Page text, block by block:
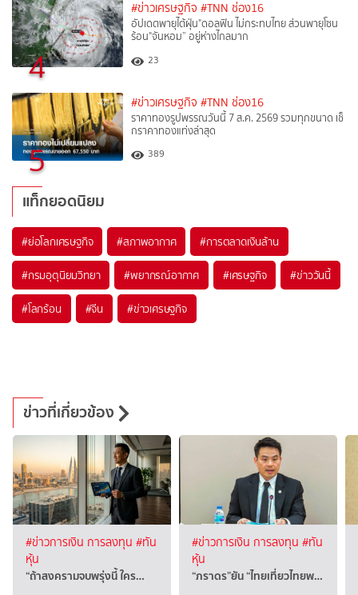
4
#ข่าวเศรษฐกิจ #TNN ช่อง16
อัปเดตพายุไต้ฝุ่น"ดอลฟิน ไม่กระทบไทย ส่วนพายุโซน
ร้อน"จันหอม” อยู่ห่างไกลมาก
23
5
#ข่าวเศรษฐกิจ #TNN ช่อง16
ราคาทองรูปพรรณวันนี้ 7 ส.ค. 2569 รวมทุกขนาด เช็
กราคาทองแท่งล่าสุด
389
แท็กยอดนิยม
#ย่อโลกเศรษฐกิจ #สภาพอากาศ #การตลาดเงินล้าน
#กรมอุตุนิยมวิทยา #พยากรณ์อากาศ #เศรษฐกิจ #ข่าววันนี้
#โลกร้อน #จีน #ข่าวเศรษฐกิจ
ข่าวที่เกี่ยวข้อง
#ข่าวการเงิน การลงทุน #ทัน
หุ้น
“ถ้าสงครามจบพรุ่งนี้ ใคร…
#ข่าวการเงิน การลงทุน #ทัน
หุ้น
“ภราดร”ยัน “ไทยเที่ยวไทยพ…